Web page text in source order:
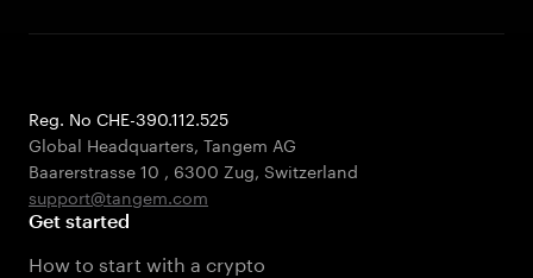
Reg. No CHE-390.112.525
Global Headquarters, Tangem AG
Baarerstrasse 10 , 6300 Zug, Switzerland
support@tangem.com
Get started
How to start with a crypto